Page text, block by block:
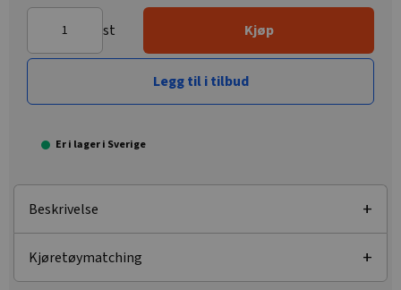
st Kjøp
Legg til i tilbud
Er i lager i Sverige
Beskrivelse
Kjøretøymatching